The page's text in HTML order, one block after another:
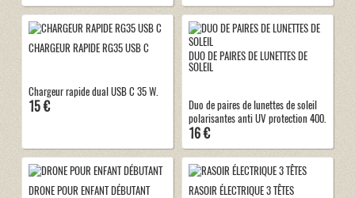
CHARGEUR RAPIDE RG35 USB C
Chargeur rapide dual USB C 35 W.
15 €
DUO DE PAIRES DE LUNETTES DE
SOLEIL
Duo de paires de lunettes de soleil
polarisantes anti UV protection 400.
16 €
DRONE POUR ENFANT DÉBUTANT RASOIR ÉLECTRIQUE 3 TÊTES